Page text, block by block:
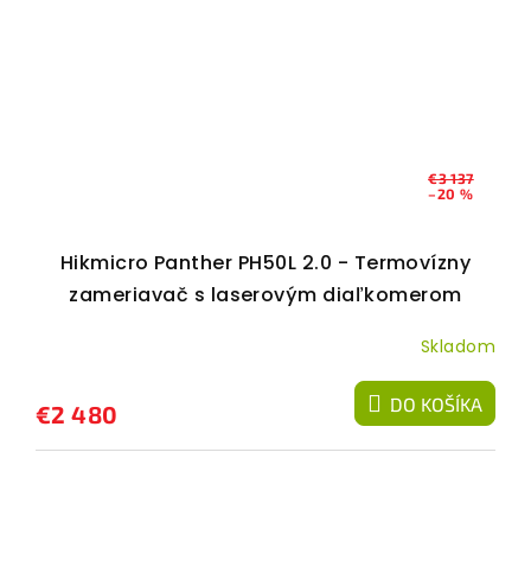
€3 137
–20 %
Hikmicro Panther PH50L 2.0 - Termovízny
zameriavač s laserovým diaľkomerom
Skladom
€2 480 DO KOŠÍKA